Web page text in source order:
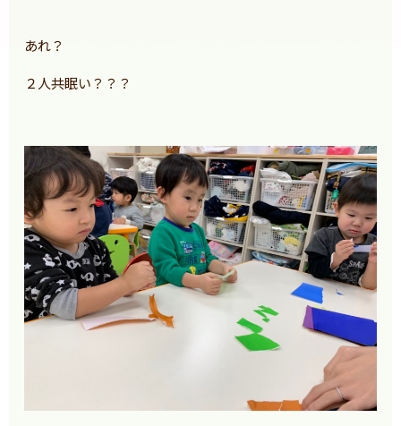
あれ？
２人共眠い？？？